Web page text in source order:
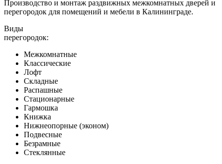
Производство и монтаж раздвижных межкомнатных дверей и
перегородок для помещений и мебели в Калининграде.
Виды
перегородок:
Межкомнатные
Классические
Лофт
Складные
Распашные
Стационарные
Гармошка
Книжка
Нижнеопорные (эконом)
Подвесные
Безрамные
Стеклянные